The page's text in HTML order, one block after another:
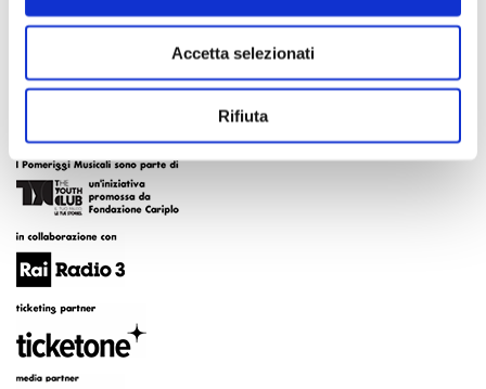
Accetta selezionati
Rifiuta